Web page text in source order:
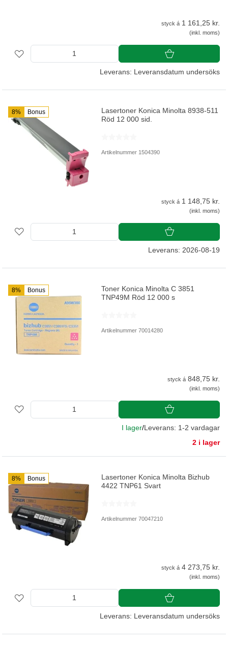
styck á 1 161,25 kr.
(inkl. moms)
Leverans: Leveransdatum undersöks
8% Bonus
Lasertoner Konica Minolta 8938-511
Röd 12 000 sid.
Artikelnummer 1504390
styck á 1 148,75 kr.
(inkl. moms)
Leverans: 2026-08-19
8% Bonus
Toner Konica Minolta C 3851
TNP49M Röd 12 000 s
Artikelnummer 70014280
styck á 848,75 kr.
(inkl. moms)
I lager/Leverans: 1-2 vardagar
2 i lager
8% Bonus
Lasertoner Konica Minolta Bizhub
4422 TNP61 Svart
Artikelnummer 70047210
styck á 4 273,75 kr.
(inkl. moms)
Leverans: Leveransdatum undersöks